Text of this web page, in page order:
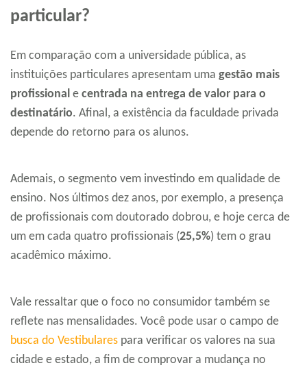
particular?
Em comparação com a universidade pública, as
instituições particulares apresentam uma gestão mais
profissional e centrada na entrega de valor para o
destinatário. Afinal, a existência da faculdade privada
depende do retorno para os alunos.
Ademais, o segmento vem investindo em qualidade de
ensino. Nos últimos dez anos, por exemplo, a presença
de profissionais com doutorado dobrou, e hoje cerca de
um em cada quatro profissionais (25,5%) tem o grau
acadêmico máximo.
Vale ressaltar que o foco no consumidor também se
reflete nas mensalidades. Você pode usar o campo de
busca do Vestibulares para verificar os valores na sua
cidade e estado, a fim de comprovar a mudança no